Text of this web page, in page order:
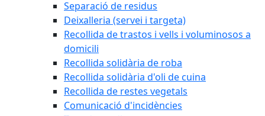
Separació de residus
Deixalleria (servei i targeta)
Recollida de trastos i vells i voluminosos a
domicili
Recollida solidària de roba
Recollida solidària d'oli de cuina
Recollida de restes vegetals
Comunicació d'incidències